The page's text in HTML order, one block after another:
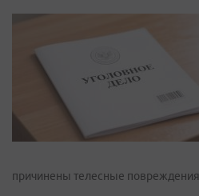
причинены телесные повреждения